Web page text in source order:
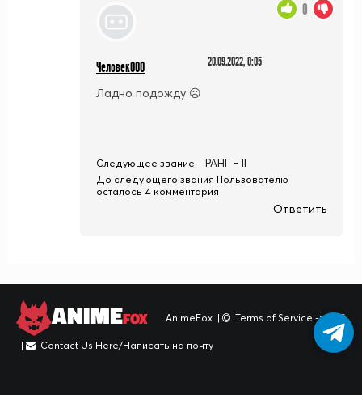
Человек000 20.09.2022, 0:05
Ладно подожду ☹️
0
Следующее звание: РАНГ - II
До следующего звания Пользователю
осталось 4 комментария
Ответить
ANIMEFOX AnimeFox | Terms of Service -> TOS
| Contact Us Here/Написать на почту